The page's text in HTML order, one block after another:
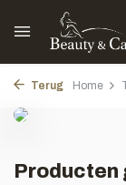
Terug Home
Producten